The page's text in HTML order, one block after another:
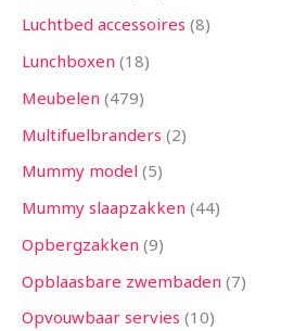
Luchtbed accessoires 8
Lunchboxen 18
Meubelen 479
Multifuelbranders 2
Mummy model 5
Mummy slaapzakken 44
Opbergzakken 9
Opblaasbare zwembaden 7
Opvouwbaar servies 10